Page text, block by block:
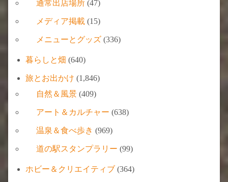
通常出店場所 (47)
メディア掲載 (15)
メニューとグッズ (336)
暮らしと畑 (640)
旅とお出かけ (1,846)
自然＆風景 (409)
アート＆カルチャー (638)
温泉＆食べ歩き (969)
道の駅スタンプラリー (99)
ホビー＆クリエイティブ (364)